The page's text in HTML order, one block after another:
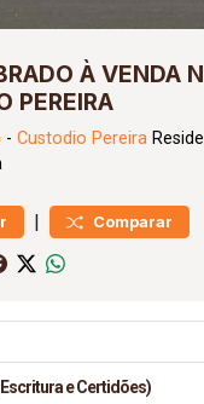
À VENDA
PEREIRA
- Custodio Pereira
| Comparar
e Certidões)